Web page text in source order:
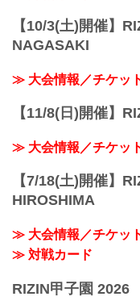
【10/3(土)開催】
NAGASAKI
≫ 大会情報／チケッ
【11/8(日)開催】
≫ 大会情報／チケッ
【7/18(土)開催】
HIROSHIMA
≫ 大会情報／チケッ
≫ 対戦カード
RIZIN甲子園 2026